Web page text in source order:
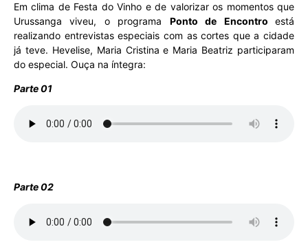
Em clima de Festa do Vinho e de valorizar os momentos que
Urussanga viveu, o programa Ponto de Encontroestá
realizando entrevistas especiais com as cortes que a cidade
já teve. Hevelise, Maria Cristina e Maria Beatriz participaram
do especial. Ouça na íntegra:
Parte 01
Parte 02